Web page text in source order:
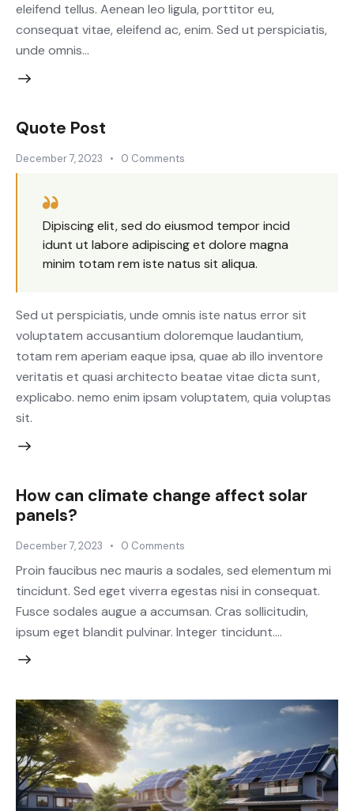
eleifend tellus. Aenean leo ligula, porttitor eu,
consequat vitae, eleifend ac, enim. Sed ut perspiciatis,
unde omnis…
Quote Post
December 7, 2023 0 Comments
Dipiscing elit, sed do eiusmod tempor incid
idunt ut labore adipiscing et dolore magna
minim totam rem iste natus sit aliqua.
Sed ut perspiciatis, unde omnis iste natus error sit
voluptatem accusantium doloremque laudantium,
totam rem aperiam eaque ipsa, quae ab illo inventore
veritatis et quasi architecto beatae vitae dicta sunt,
explicabo. nemo enim ipsam voluptatem, quia voluptas
sit.
How can climate change affect solar
panels?
December 7, 2023 0 Comments
Proin faucibus nec mauris a sodales, sed elementum mi
tincidunt. Sed eget viverra egestas nisi in consequat.
Fusce sodales augue a accumsan. Cras sollicitudin,
ipsum eget blandit pulvinar. Integer tincidunt.…